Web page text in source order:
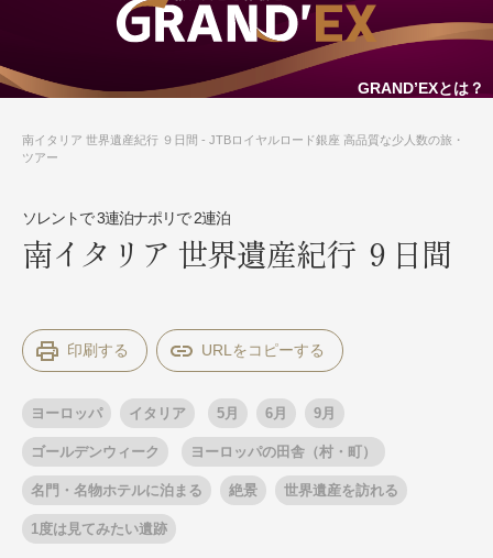
条件から探す
出発月
1月
2月 3月 4月
6月
7月 8月
9月
10月
11月
12月
ゴールデンウィーク
お盆・夏休み
年末年始
ブランド
条件から探す
出発月
冬の国内旅行
1月
8月
9月
10月 11月
12月
お盆・夏休み
年末年始
ブランド
夢の休日 煌
四季彩紀行
GRAND’EXとは？
南イタリア 世界遺産紀行 ９日間 - JTBロイヤルロード銀座 高品質な少人数の旅・
ツアー
ソレントで 3連泊ナポリで 2連泊
南イタリア 世界遺産紀行 ９日間
印刷する
ヨーロッパ イタリア 5月 6月 9月
ゴールデンウィーク ヨーロッパの田舎（村・町）
名門・名物ホテルに泊まる 絶景 世界遺産を訪れる
1度は見てみたい遺跡